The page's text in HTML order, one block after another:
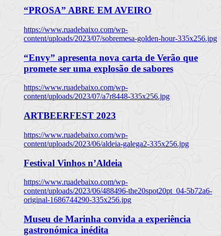
“PROSA” ABRE EM AVEIRO
https://www.ruadebaixo.com/wp-
content/uploads/2023/07/sobremesa-golden-hour-335x256.jpg
“Envy” apresenta nova carta de Verão que
promete ser uma explosão de sabores
https://www.ruadebaixo.com/wp-
content/uploads/2023/07/a7r8448-335x256.jpg
ARTBEERFEST 2023
https://www.ruadebaixo.com/wp-
content/uploads/2023/06/aldeia-galega2-335x256.jpg
Festival Vinhos n’Aldeia
https://www.ruadebaixo.com/wp-
content/uploads/2023/06/488496-the20spot20pt_04-5b72a6-
original-1686744290-335x256.jpg
Museu de Marinha convida a experiência
gastronómica inédita